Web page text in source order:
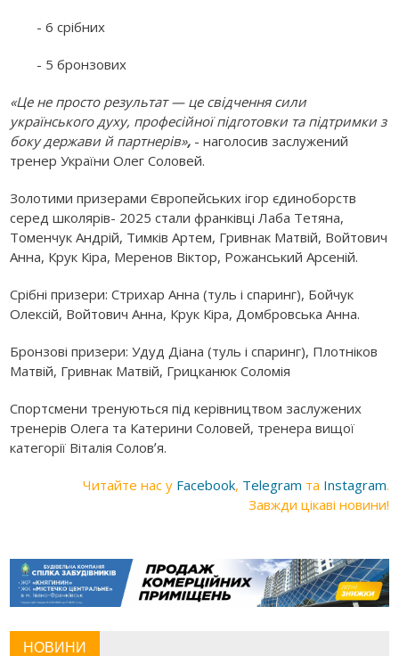
- 6 срібних
- 5 бронзових
«Це не просто результат — це свідчення сили
українського духу, професійної підготовки та підтримки з
боку держави й партнерів», - наголосив заслужений
тренер України Олег Соловей.
Золотими призерами Європейських ігор єдиноборств
серед школярів- 2025 стали франківці Лаба Тетяна,
Томенчук Андрій, Тимків Артем, Гривнак Матвій, Войтович
Анна, Крук Кіра, Меренов Віктор, Рожанський Арсеній.
Срібні призери: Стрихар Анна (туль і спаринг), Бойчук
Олексій, Войтович Анна, Крук Кіра, Домбровська Анна.
Бронзові призери: Удуд Діана (туль і спаринг), Плотніков
Матвій, Гривнак Матвій, Грицканюк Соломія
Спортсмени тренуються під керівництвом заслужених
тренерів Олега та Катерини Соловей, тренера вищої
категорії Віталія Соловʼя.
Читайте нас у Facebook, Telegram та Instagram.
Завжди цікаві новини!
НОВИНИ